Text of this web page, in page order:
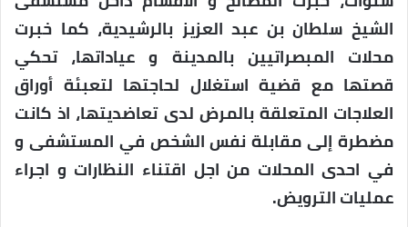
الشيخ سلطان بن عبد العزيز بالرشيدية، كما خبرت
محلات المبصراتيين بالمدينة و عياداتها، تحكي
قصتها مع قضية استغلال لحاجتها لتعبئة أوراق
العلاجات المتعلقة بالمرض لدى تعاضديتها، اذ كانت
مضطرة إلى مقابلة نفس الشخص في المستشفى و
في احدى المحلات من اجل اقتناء النظارات و اجراء
عمليات الترويض.